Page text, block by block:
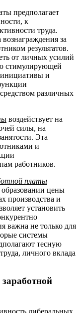
предполагает
к
труда.
за
результатов.
от личных усилий
стимулирующей
и
различных
воздействует на
силы, на
Эта
и
–
работников.
платы
образовании цены
производства и
установить
важна не только для
системы
тесную
личного вклада
заработной